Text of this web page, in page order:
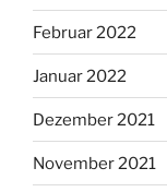
Februar 2022
Januar 2022
Dezember 2021
November 2021